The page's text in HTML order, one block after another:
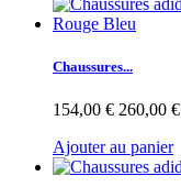
Chaussures...
154,00 € 260,00 €
Ajouter au panier